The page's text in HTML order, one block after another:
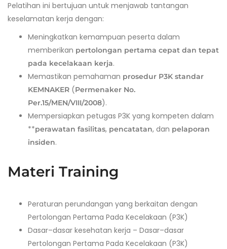
Pelatihan ini bertujuan untuk menjawab tantangan
keselamatan kerja dengan:
Meningkatkan kemampuan peserta dalam
memberikan pertolongan pertama cepat dan tepat
pada kecelakaan kerja.
Memastikan pemahaman prosedur P3K standar
KEMNAKER (Permenaker No.
Per.15/MEN/VIII/2008).
Mempersiapkan petugas P3K yang kompeten dalam
**perawatan fasilitas, pencatatan, dan pelaporan
insiden.
Materi Training
Peraturan perundangan yang berkaitan dengan
Pertolongan Pertama Pada Kecelakaan (P3K)
Dasar–dasar kesehatan kerja – Dasar–dasar
Pertolongan Pertama Pada Kecelakaan (P3K)